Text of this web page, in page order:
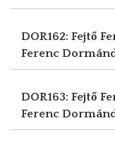
DOR162: Fejtő
Ferenc
DOR163: Fejtő
Ferenc